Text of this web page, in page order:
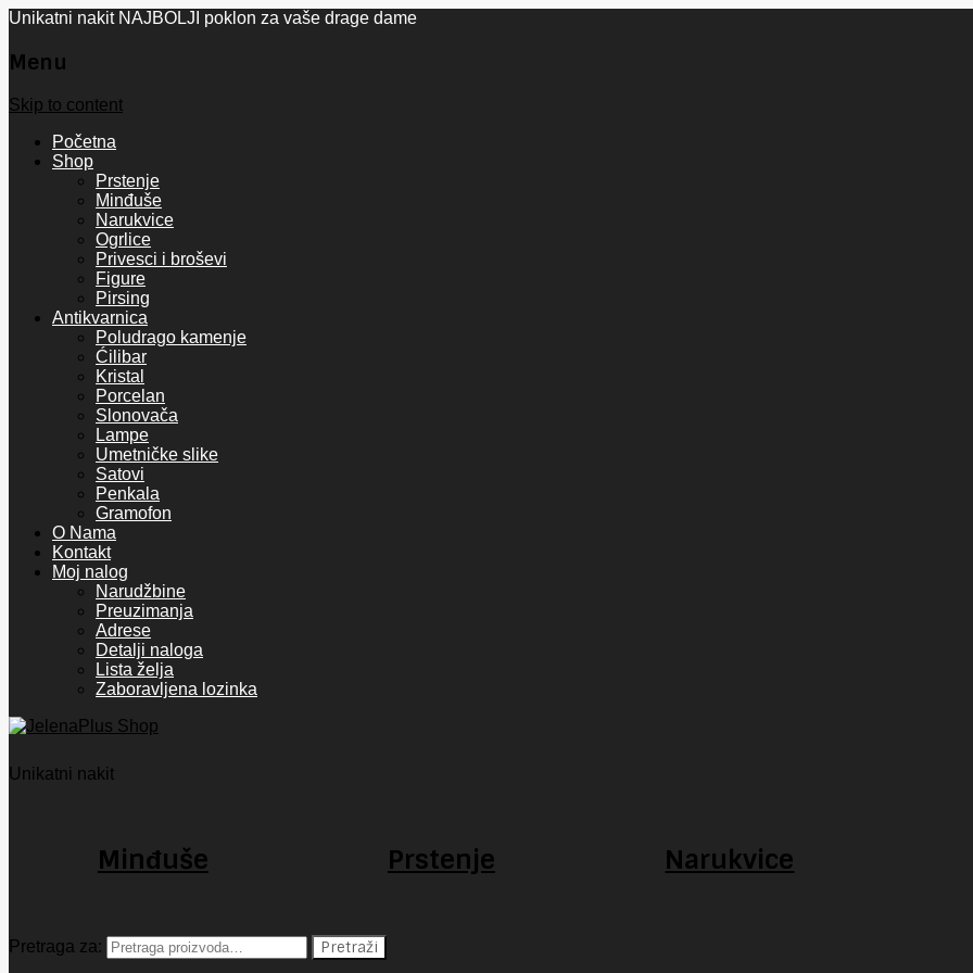
Unikatni nakit NAJBOLJI poklon za vaše drage dame
Menu
Skip to content
Početna
Shop
Prstenje
Minđuše
Narukvice
Ogrlice
Privesci i broševi
Figure
Pirsing
Antikvarnica
Poludrago kamenje
Ćilibar
Kristal
Porcelan
Slonovača
Lampe
Umetničke slike
Satovi
Penkala
Gramofon
O Nama
Kontakt
Moj nalog
Narudžbine
Preuzimanja
Adrese
Detalji naloga
Lista želja
Zaboravljena lozinka
Unikatni nakit
Minđuše Prstenje Narukvice
Pretraga za: Pretraži